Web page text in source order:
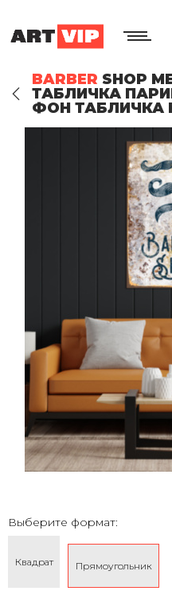
BARBER SHOP
ТАБЛИЧКА
ФОН ТАБЛИЧКА
Выберите формат:
Квадрат Прямоугольник